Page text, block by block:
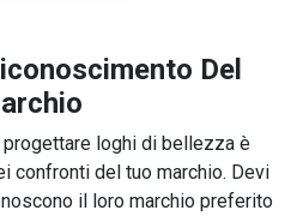
Del
loghi di bellezza è
confronti del tuo marchio. Devi
il loro marchio preferito